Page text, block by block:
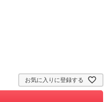
お気に入りに登録する